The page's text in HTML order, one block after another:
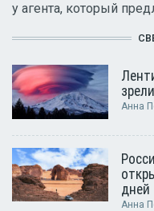
у агента, который
Анна
дней
Анна